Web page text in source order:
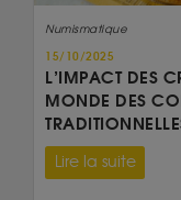
Numismatique
15/10/2025
L’IMPACT DES
MONDE DES
Lire la suite